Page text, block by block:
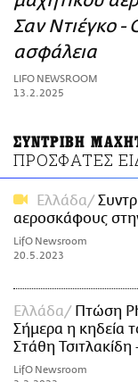
ΑΜΠΑ
PRINT
Σαν Ντιέγκο -
ασφάλεια
LIFO NEWSROOM
13.2.2025
ΣΥΝΤΡΙΒΗ
ΠΡΟΣΦΑΤΕΣ
Ελλάδα
αεροσκάφους
LifO Newsroom
20.5.2023
Ελλάδα
Πτώση
Σήμερα η κηδεία
Στάθη
LifO Newsroom